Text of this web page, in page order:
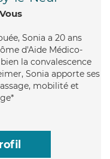
Sonia a 20 ans
d'Aide Médico-
la convalescence
Sonia apporte ses
mobilité et